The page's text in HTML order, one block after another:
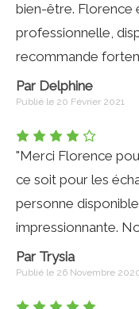
bien-être. Florence
professionnelle,
recommande
Par Delphine
Publié le 20 Février 2021
"Merci Florence
ce soit pour les
personne
impressionnante.
Par Trysia
Publié le 26 Novembre